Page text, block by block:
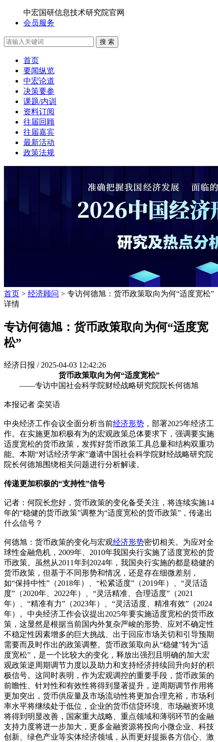
中宏国研信息技术研究院官网
会员服务
搜 索
首页
要闻纵览
中宏论道
决策要参
课题/内训
资料订阅
往届回顾
往届嘉宾
最新活动
政策法规
首页 > 经济顾问 > 专访何德旭：货币政策取向为何“适度宽松”
详情
专访何德旭：货币政策取向为何“适度宽
松”
经济日报 / 2025-04-03 12:42:26
货币政策取向为何“适度宽松”
——专访中国社会科学院财经战略研究院院长何德旭
本报记者 栾笑语
中央经济工作会议全面分析当前经济形势 ，部署2025年经济工
作。在实施更加积极有为的宏观政策总体要求下，强调要实施
适度宽松的货币政策，发挥好货币政策工具总量和结构双重功
能。本期“对话经济学家”邀请中国社会科学院财经战略研究院
院长何德旭围绕相关问题进行分析解读。
传递更加积极的“支持性”信号
记者：何院长您好，货币政策的变化备受关注，将连续实施14
年的“稳健的货币政策”调整为“适度宽松的货币政策”，传递出
什么信号？
何德旭：货币政策的变化与宏观经济形势密切相关。为应对全
球性金融危机，2009年、2010年我国央行实施了适度宽松的货
币政策。虽然从2011年到2024年，我国央行实施的都是稳健的
货币政策，但基于不同形势和情况，还是存在细微差别，
如“保持中性”（2018年）、“松紧适度”（2019年）、“灵活适
度”（2020年、2022年）、“灵活精准、合理适度”（2021
年）、“精准有力”（2023年）、“灵活适度、精准有效”（2024
年）。中央经济工作会议提出2025年要实施适度宽松的货币政
策，这显然是根据当前国内外复杂严峻的形势、应对不确定性
不稳定性因素增多的巨大挑战、出于回应市场关切和引导预期
需要而及时作出的政策调整。货币政策取向从“稳健”转为“适
度宽松”，是一个比较大的变化，释放出强烈且明确的加大宏
观政策逆周期调节力度以及助力和支持经济持续回升向好的积
极信号。这同时表明，作为宏观调控的重要手段，货币政策的
前瞻性、针对性和有效性将得到显著提升，逆周期调节作用将
更加突出，货币供应量及市场流动性将更加合理充裕，市场利
率水平将继续处于低位，企业的货币信贷环境、市场融资环境
将得到明显改善，国家重大战略、重点领域和薄弱环节的金融
支持力度将进一步加大，更多金融资源将投向小微企业、科技
创新、绿色产业等实体经济领域，从而更好提振各方信心、激